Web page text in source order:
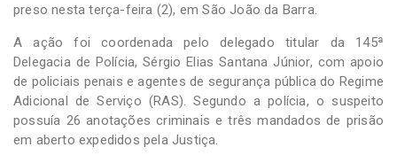
preso nesta terça-feira (2), em São João da Barra.
A ação foi coordenada pelo delegado titular da 145ª
Delegacia de Polícia, Sérgio Elias Santana Júnior, com apoio
de policiais penais e agentes de segurança pública do Regime
Adicional de Serviço (RAS). Segundo a polícia, o suspeito
possuía 26 anotações criminais e três mandados de prisão
em aberto expedidos pela Justiça.